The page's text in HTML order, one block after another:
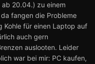
20.04.) zu einem
da fangen die Probleme
Kohle für einen Laptop auf
auch gern
auslooten. Leider
war bei mir: PC kaufen,